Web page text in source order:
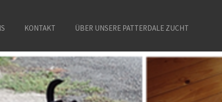
KONTAKT ÜBER UNSERE PATTERDALE ZUCHT